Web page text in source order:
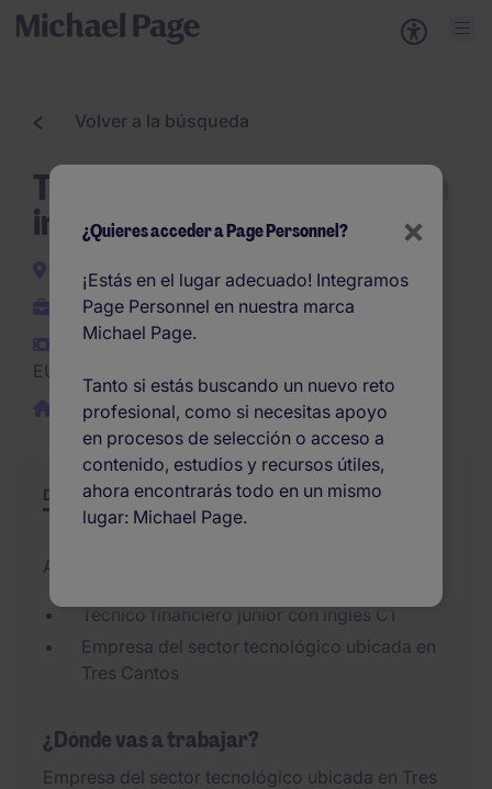
Volver a la búsqueda
Técnico financiero junior con
inglés C1
Tres Cantos
Permanente
EUR25.000 -
EUR30.000 por año
Remoto / híbrido
Descripción Resumen Otras ofertas
Added 24/06/2026
Técnico financiero junior con inglés C1
Empresa del sector tecnológico ubicada en
Tres Cantos
¿Dónde vas a trabajar?
Empresa del sector tecnológico ubicada en Tres
×
¿Quieres acceder a Page Personnel?
¡Estás en el lugar adecuado! Integramos
Page Personnel en nuestra marca
Michael Page.
Tanto si estás buscando un nuevo reto
profesional, como si necesitas apoyo
en procesos de selección o acceso a
contenido, estudios y recursos útiles,
ahora encontrarás todo en un mismo
lugar: Michael Page.